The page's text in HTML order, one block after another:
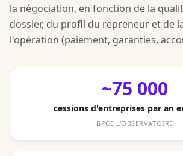
la négociation, en fonction de la
dossier, du profil du repreneur et de
l'opération (paiement, garanties,
~75 000
cessions d'entreprises par an
BPCE L'OBSERVATOIRE